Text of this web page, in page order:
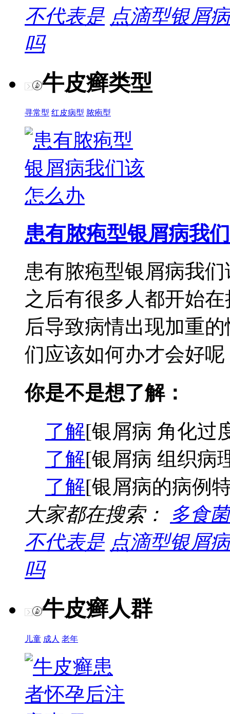
不代表是 点滴型银屑
吗
牛皮癣类型
寻常型 红皮病型 脓疱型
患有脓疱型银屑病我们
患有脓疱型银屑病我
之后有很多人都开始
后导致病情出现加重
们应该如何办才会好
你是不是想了解：
了解[银屑病 角化过
了解[银屑病 组织病
了解[银屑病的病例
大家都在搜索：
多食
不代表是 点滴型银屑
吗
牛皮癣人群
儿童 成人 老年